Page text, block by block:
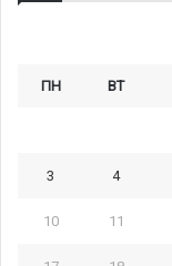
ПН ВТ
3 4
10 11